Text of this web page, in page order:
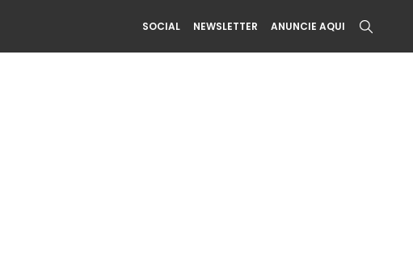
SOCIAL NEWSLETTER ANUNCIE AQUI